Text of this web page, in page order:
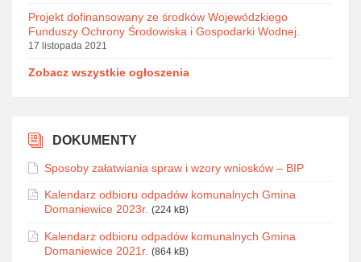
Projekt dofinansowany ze środków Wojewódzkiego
Funduszy Ochrony Środowiska i Gospodarki Wodnej.
17 listopada 2021
Zobacz wszystkie ogłoszenia
DOKUMENTY
Sposoby załatwiania spraw i wzory wniosków – BIP
Kalendarz odbioru odpadów komunalnych Gmina
Domaniewice 2023r. (224 kB)
Kalendarz odbioru odpadów komunalnych Gmina
Domaniewice 2021r. (864 kB)